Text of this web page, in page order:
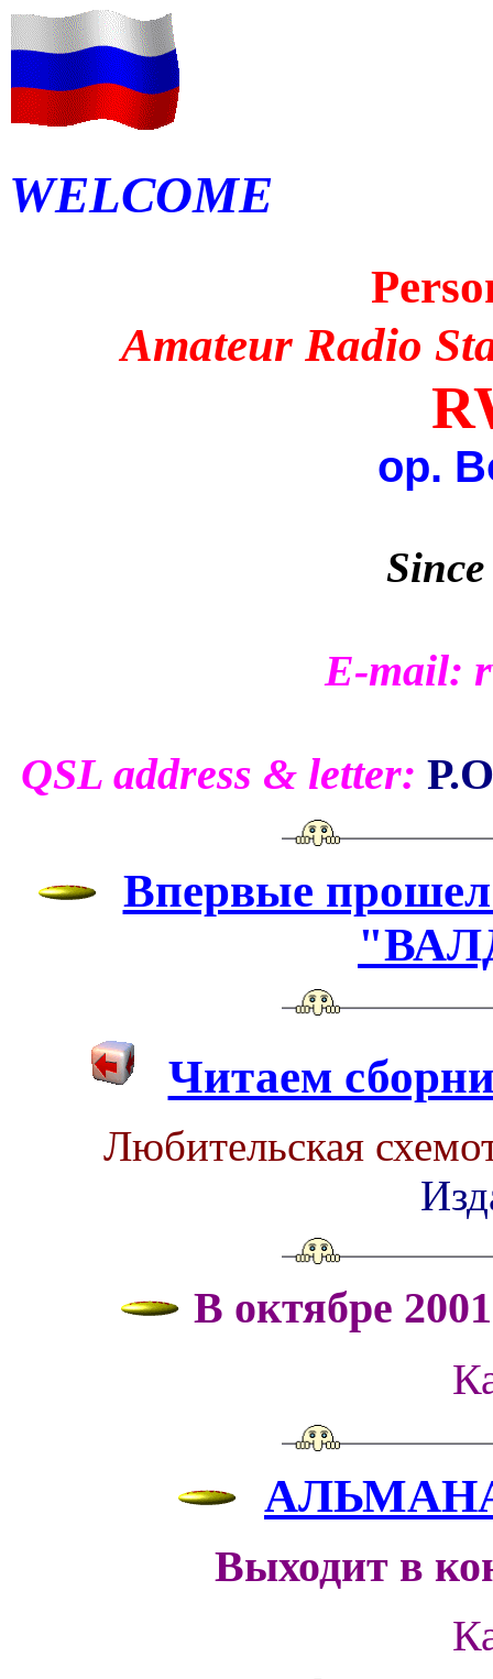
WELCOME
Amateur Radio
op.
Since
E-mail:
QSL address & letter:
Впервые прошел
Читаем
Любительская
В октябре
Выходит в